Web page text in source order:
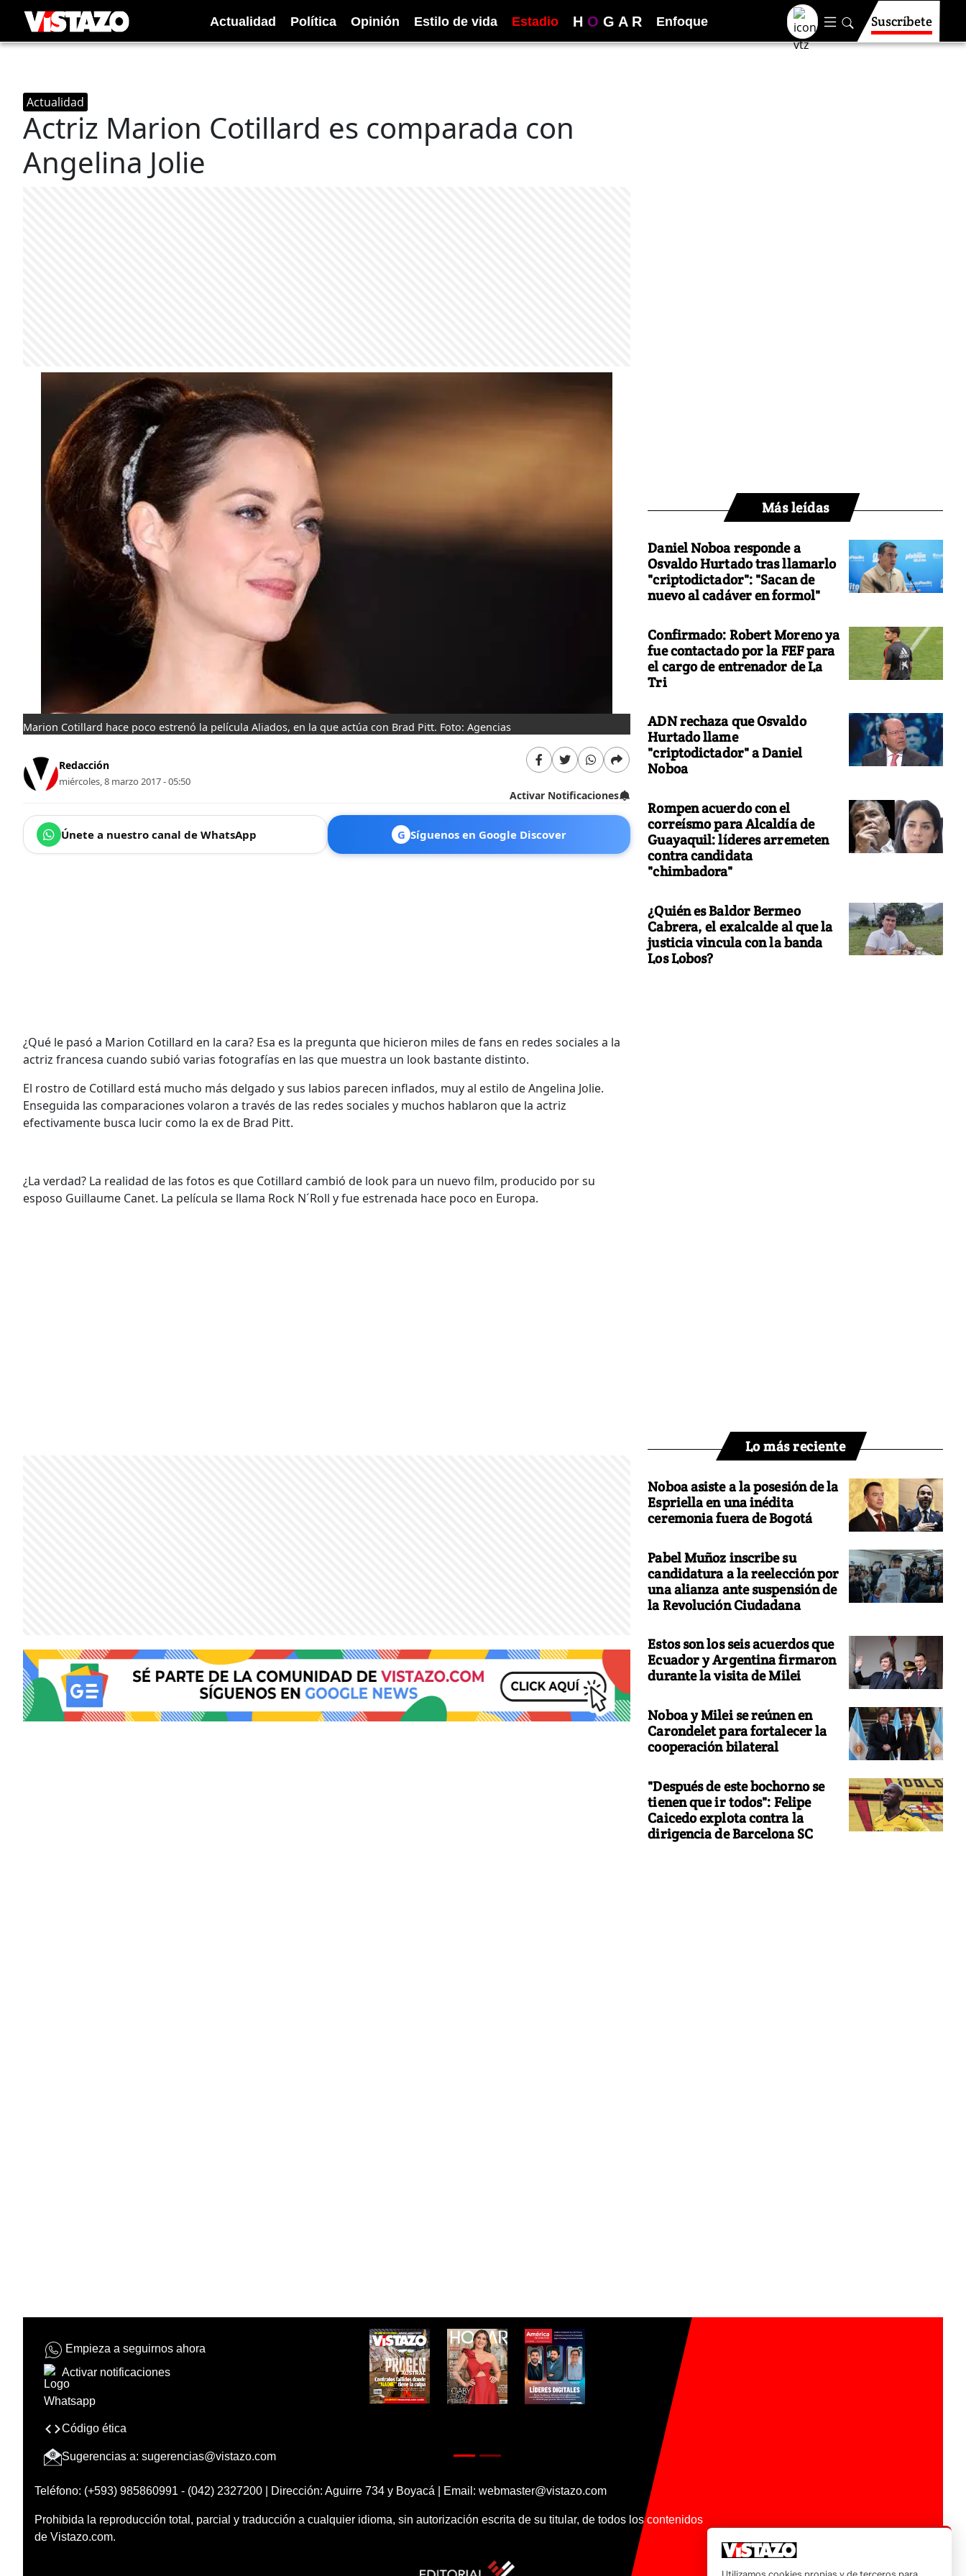
Actualidad Política Opinión Estilo de vida Estadio H O G A R Enfoque Suscríbete
Actualidad
Actriz Marion Cotillard es comparada con
Angelina Jolie
Marion Cotillard hace poco estrenó la película Aliados, en la que actúa con Brad Pitt. Foto: Agencias
Redacción
miércoles, 8 marzo 2017 - 05:50
Activar Notificaciones
Únete a nuestro canal de WhatsApp G Síguenos en Google Discover
¿Qué le pasó a Marion Cotillard en la cara? Esa es la pregunta que hicieron miles de fans en redes sociales a la
actriz francesa cuando subió varias fotografías en las que muestra un look bastante distinto.
El rostro de Cotillard está mucho más delgado y sus labios parecen inflados, muy al estilo de Angelina Jolie.
Enseguida las comparaciones volaron a través de las redes sociales y muchos hablaron que la actriz
efectivamente busca lucir como la ex de Brad Pitt.
¿La verdad? La realidad de las fotos es que Cotillard cambió de look para un nuevo film, producido por su
esposo Guillaume Canet. La película se llama Rock N´Roll y fue estrenada hace poco en Europa.
Más leídas
Daniel Noboa responde a
Osvaldo Hurtado tras llamarlo
"criptodictador": "Sacan de
nuevo al cadáver en formol"
Confirmado: Robert Moreno ya
fue contactado por la FEF para
el cargo de entrenador de La
Tri
ADN rechaza que Osvaldo
Hurtado llame
"criptodictador" a Daniel
Noboa
Rompen acuerdo con el
correísmo para Alcaldía de
Guayaquil: líderes arremeten
contra candidata
"chimbadora"
¿Quién es Baldor Bermeo
Cabrera, el exalcalde al que la
justicia vincula con la banda
Los Lobos?
Lo más reciente
Noboa asiste a la posesión de la
Espriella en una inédita
ceremonia fuera de Bogotá
Pabel Muñoz inscribe su
candidatura a la reelección por
una alianza ante suspensión de
la Revolución Ciudadana
Estos son los seis acuerdos que
Ecuador y Argentina firmaron
durante la visita de Milei
Noboa y Milei se reúnen en
Carondelet para fortalecer la
cooperación bilateral
"Después de este bochorno se
tienen que ir todos": Felipe
Caicedo explota contra la
dirigencia de Barcelona SC
Empieza a seguirnos ahora
Activar notificaciones
Código ética
Sugerencias a: sugerencias@vistazo.com
Teléfono: (+593) 985860991 - (042) 2327200 | Dirección: Aguirre 734 y Boyacá | Email: webmaster@vistazo.com
Prohibida la reproducción total, parcial y traducción a cualquier idioma, sin autorización escrita de su titular, de todos los contenidos
de Vistazo.com.